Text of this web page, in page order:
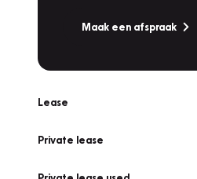
Maak een afspraak
Lease
Private lease